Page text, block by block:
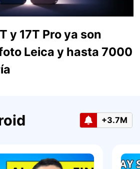
y 17T Pro ya son
Leica y hasta 7000
+3.7M